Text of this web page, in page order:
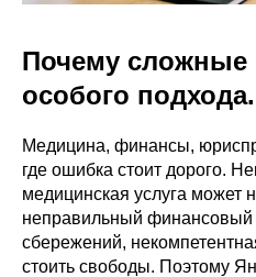
Почему сложные
особого подхода.
Медицина, финансы,
где ошибка стоит дорого.
медицинская услуга может
неправильный
сбережений,
стоить свободы. Поэтому